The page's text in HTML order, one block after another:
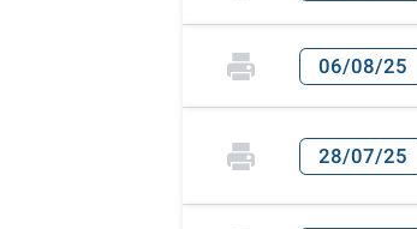
06/08/25
28/07/25